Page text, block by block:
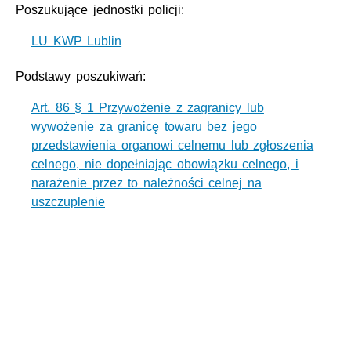
Poszukujące jednostki policji:
LU KWP Lublin
Podstawy poszukiwań:
Art. 86 § 1 Przywożenie z zagranicy lub
wywożenie za granicę towaru bez jego
przedstawienia organowi celnemu lub zgłoszenia
celnego, nie dopełniając obowiązku celnego, i
narażenie przez to należności celnej na
uszczuplenie